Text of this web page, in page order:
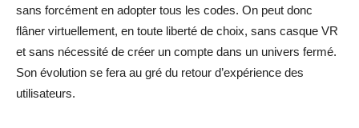
sans forcément en adopter tous les codes. On peut donc
flâner virtuellement, en toute liberté de choix, sans casque VR
et sans nécessité de créer un compte dans un univers fermé.
Son évolution se fera au gré du retour d’expérience des
utilisateurs.